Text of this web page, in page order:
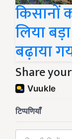
किसानों
लिया
बढ़ाया
Share